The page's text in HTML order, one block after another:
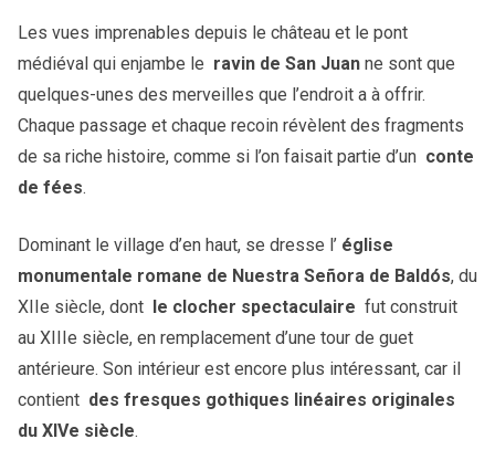
Les vues imprenables depuis le château et le pont
médiéval qui enjambe le ravin de San Juan ne sont que
quelques-unes des merveilles que l’endroit a à offrir.
Chaque passage et chaque recoin révèlent des fragments
de sa riche histoire, comme si l’on faisait partie d’un conte
de fées.
Dominant le village d’en haut, se dresse l’ église
monumentale romane de Nuestra Señora de Baldós, du
XIIe siècle, dont le clocher spectaculaire fut construit
au XIIIe siècle, en remplacement d’une tour de guet
antérieure. Son intérieur est encore plus intéressant, car il
contient des fresques gothiques linéaires originales
du XIVe siècle.